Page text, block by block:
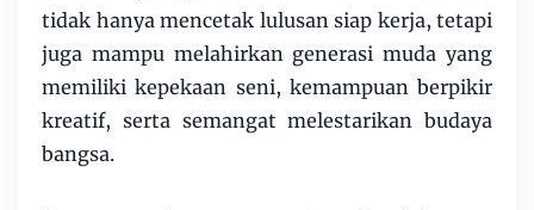
tidak hanya mencetak lulusan siap kerja, tetapi
juga mampu melahirkan generasi muda yang
memiliki kepekaan seni, kemampuan berpikir
kreatif, serta semangat melestarikan budaya
bangsa.